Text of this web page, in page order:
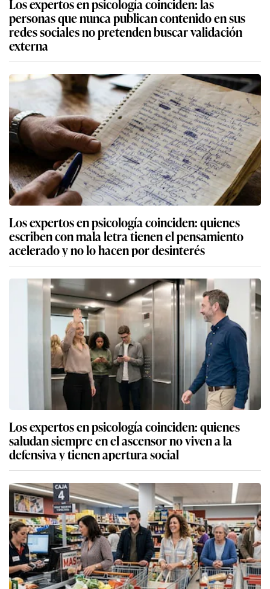
Los expertos en psicología coinciden: las
personas que nunca publican contenido en sus
redes sociales no pretenden buscar validación
externa
Los expertos en psicología coinciden: quienes
escriben con mala letra tienen el pensamiento
acelerado y no lo hacen por desinterés
Los expertos en psicología coinciden: quienes
saludan siempre en el ascensor no viven a la
defensiva y tienen apertura social